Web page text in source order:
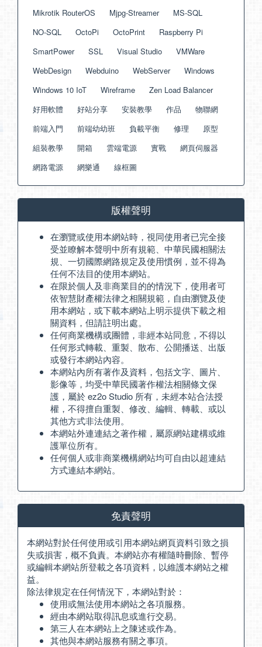
Mikrotik RouterOS
Mjpg-Streamer
MS-SQL
NO-SQL
OctoPi OctoPrint
Raspberry Pi
SmartPower
SSL Visual Studio
VMWare
WebDesign
Webduino WebServer
Windows
Windows 10 IoT
Wireframe
Zen Load Balancer
好用軟體
好站分享 安裝教學 作品
物聯網
前端入門
前端幼幼班 負載平衡 修理
原型
組裝教學
開箱 雲端電源 實戰
網頁伺服器
網路電源
網樂通 線框圖
版權聲明
在瀏覽或使用本網站時，視同使用者已完全接
受並瞭解本聲明中所有規範、中華民國相關法
規、一切國際網路規定及使用慣例，並不得為
任何不法目的使用本網站。
在限於個人及非商業目的的情況下，使用者可
依智慧財產權法律之相關規範，自由瀏覽及使
用本網站，或下載本網站上明示提供下載之相
關資料，但請註明出處。
任何商業機構或團體，非經本站同意，不得以
任何形式轉載、重製、散布、公開播送、出版
或發行本網站內容。
本網站內所有著作及資料，包括文字、圖片、
影像等，均受中華民國著作權法相關條文保
護，屬於 ez2o Studio 所有，未經本站合法授
權，不得擅自重製、修改、編輯、轉載、或以
其他方式非法使用。
本網站外連連結之著作權，屬原網站建構或維
護單位所有。
任何個人或非商業機構網站均可自由以超連結
方式連結本網站。
免責聲明
本網站對於任何使用或引用本網站網頁資料引致之損
失或損害，概不負責。本網站亦有權隨時刪除、暫停
或編輯本網站所登載之各項資料，以維護本網站之權
益。
除法律規定在任何情況下，本網站對於：
使用或無法使用本網站之各項服務。
經由本網站取得訊息或進行交易。
第三人在本網站上之陳述或作為。
其他與本網站服務有關之事項。